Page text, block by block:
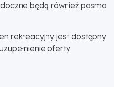
będą również pasma
rekreacyjny jest dostępny
oferty